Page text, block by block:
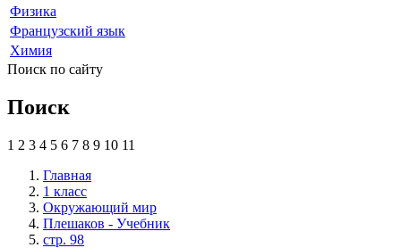
Физика
Французский язык
Химия
Поиск по сайту
Поиск
1 2 3 4 5 6 7 8 9 10 11
Главная
1 класс
Окружающий мир
Плешаков - Учебник
стр. 98